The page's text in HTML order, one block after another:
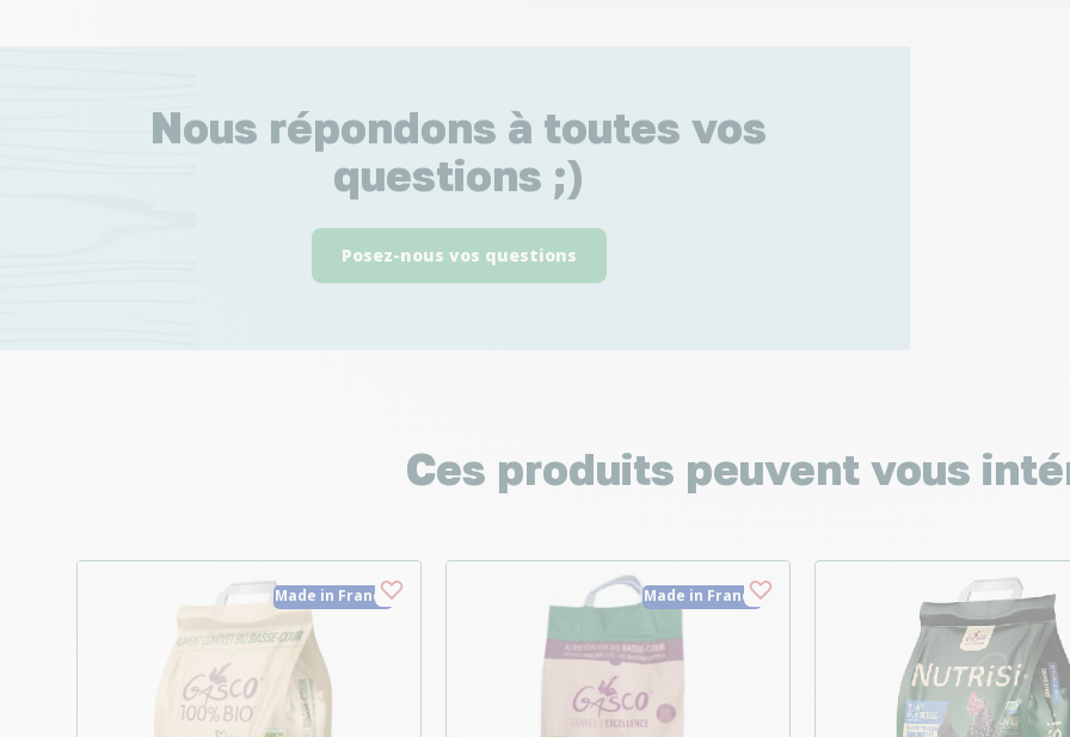
Nous répondons à toutes vos
questions ;)
Posez-nous vos questions
Ces produits peuvent vous
Made in France Made in France